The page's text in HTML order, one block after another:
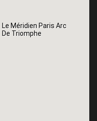
Le Méridien Paris Arc
De Triomphe
Le Méridien Paris Arc
De Triomphe